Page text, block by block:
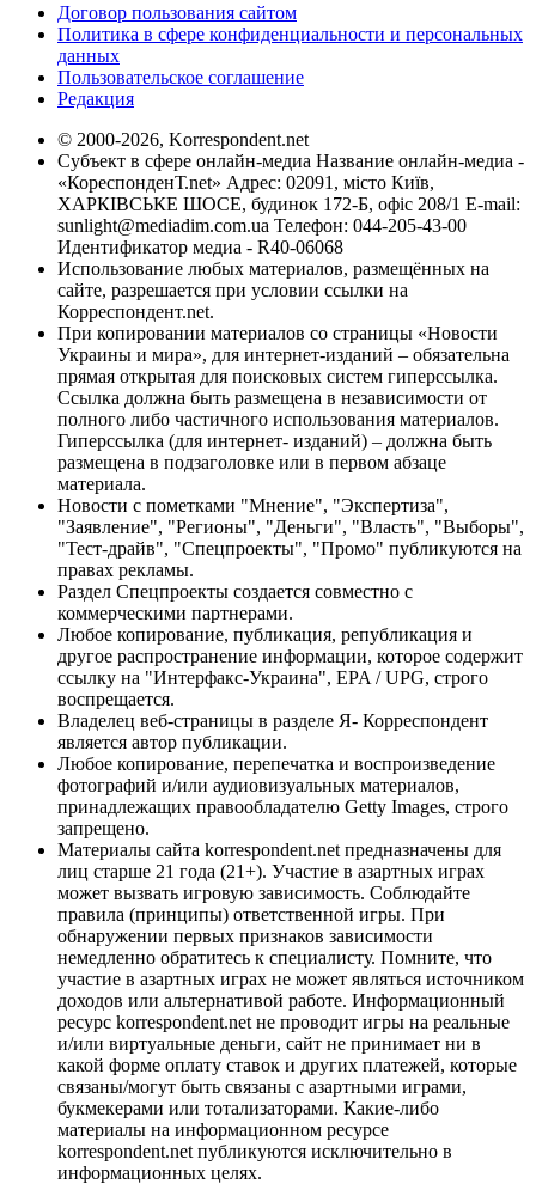
Договор пользования сайтом
Политика в сфере конфиденциальности и персональных
данных
Пользовательское соглашение
Редакция
© 2000-2026, Korrespondent.net
Субъект в сфере онлайн-медиа Название онлайн-медиа -
«КореспонденТ.net» Адрес: 02091, місто Київ,
ХАРКІВСЬКЕ ШОСЕ, будинок 172-Б, офіс 208/1 E-mail:
sunlight@mediadim.com.ua Телефон: 044-205-43-00
Идентификатор медиа - R40-06068
Использование любых материалов, размещённых на
сайте, разрешается при условии ссылки на
Корреспондент.net.
При копировании материалов со страницы «Новости
Украины и мира», для интернет-изданий – обязательна
прямая открытая для поисковых систем гиперссылка.
Ссылка должна быть размещена в независимости от
полного либо частичного использования материалов.
Гиперссылка (для интернет- изданий) – должна быть
размещена в подзаголовке или в первом абзаце
материала.
Новости с пометками "Мнение", "Экспертиза",
"Заявление", "Регионы", "Деньги", "Власть", "Выборы",
"Тест-драйв", "Спецпроекты", "Промо" публикуются на
правах рекламы.
Раздел Спецпроекты создается совместно с
коммерческими партнерами.
Любое копирование, публикация, републикация и
другое распространение информации, которое содержит
ссылку на "Интерфакс-Украина", EPA / UPG, строго
воспрещается.
Владелец веб-страницы в разделе Я- Корреспондент
является автор публикации.
Любое копирование, перепечатка и воспроизведение
фотографий и/или аудиовизуальных материалов,
принадлежащих правообладателю Getty Images, строго
запрещено.
Материалы сайта korrespondent.net предназначены для
лиц старше 21 года (21+). Участие в азартных играх
может вызвать игровую зависимость. Соблюдайте
правила (принципы) ответственной игры. При
обнаружении первых признаков зависимости
немедленно обратитесь к специалисту. Помните, что
участие в азартных играх не может являться источником
доходов или альтернативой работе. Информационный
ресурс korrespondent.net не проводит игры на реальные
и/или виртуальные деньги, сайт не принимает ни в
какой форме оплату ставок и других платежей, которые
связаны/могут быть связаны с азартными играми,
букмекерами или тотализаторами. Какие-либо
материалы на информационном ресурсе
korrespondent.net публикуются исключительно в
информационных целях.